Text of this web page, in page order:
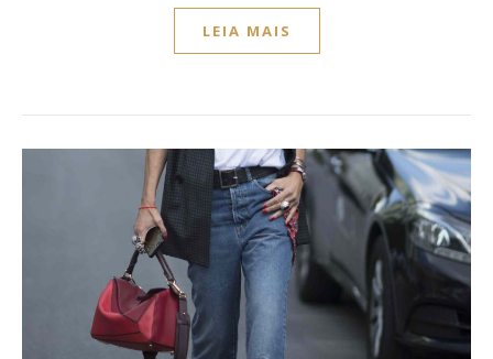
LEIA MAIS